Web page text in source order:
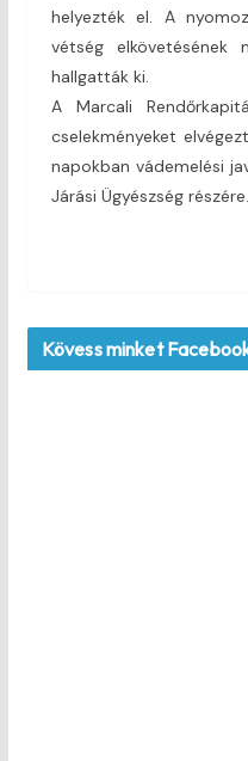
helyezték el. A
vétség elkövetésének
hallgatták ki.
A Marcali
cselekményeket
napokban vádemelési
Járási Ügyészség részére.
Kövess minket